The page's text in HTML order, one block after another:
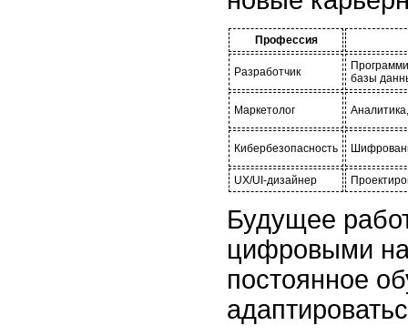
Профессия
Разработчик
базы
Маркетолог
Кибербезопасность
UX/UI-дизайнер
Будущее
цифровыми
постоянное